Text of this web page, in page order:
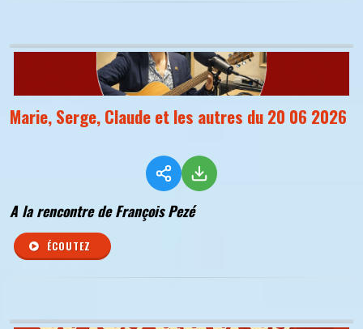
Marie, Serge, Claude et les autres du 20 06 2026
A la rencontre de François Pezé
ÉCOUTEZ